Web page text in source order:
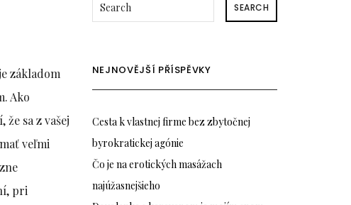
základom
Ako
že sa z vašej
veľmi
pri
SEARCH
NEJNOVĚJŠÍ PŘÍSPĚVKY
Cesta k vlastnej firme bez zbytočnej
byrokratickej agónie
Čo je na erotických masážach
najúžasnejšieho